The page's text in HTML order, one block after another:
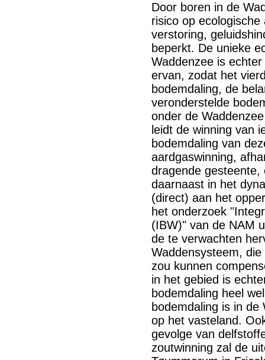
Door boren in de
risico op
verstoring,
beperkt. De unieke
Waddenzee is
ervan, zodat het
bodemdaling, de
veronderstelde
onder de
leidt de winning van
bodemdaling van
aardgaswinning,
dragende
daarnaast in het
(direct) aan het
het onderzoek
(IBW)" van de NAM
de te verwachten
Waddensysteem,
zou kunnen
in het gebied is
bodemdaling heel
bodemdaling is in
op het vasteland.
gevolge van
zoutwinning zal de